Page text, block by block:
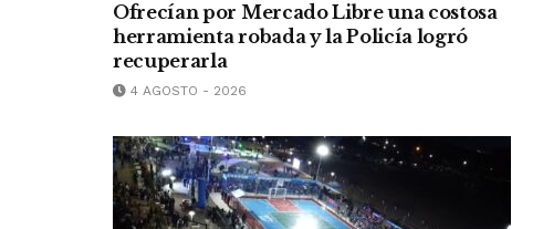
Ofrecían por Mercado Libre una costosa
herramienta robada y la Policía logró
recuperarla
4 AGOSTO - 2026